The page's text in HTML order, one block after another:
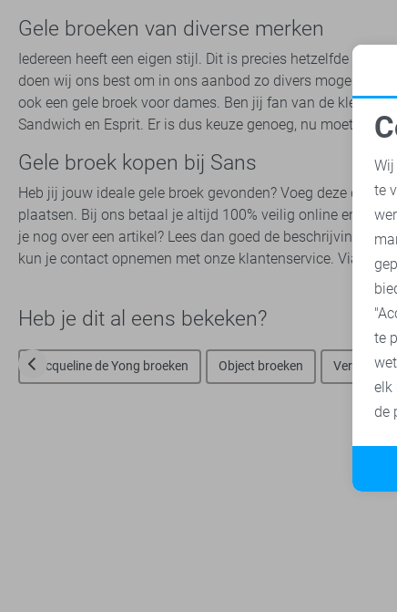
Gele broeken van diverse merken
Iedereen heeft een eigen stijl. Dit is precies hetzelfde bij
doen wij ons best om in ons aanbod zo divers mogelijke
ook een gele broek voor dames. Ben jij fan van de kleding
Sandwich en Esprit. Er is dus keuze genoeg, nu moet jij
Gele broek kopen bij Sans
Heb jij jouw ideale gele broek gevonden? Voeg deze dan
plaatsen. Bij ons betaal je altijd 100% veilig online en kun
je nog over een artikel? Lees dan goed de beschrijving
kun je contact opnemen met onze klantenservice. Via
Heb je dit al eens bekeken?
Jacqueline de Yong broeken Object broeken Vero
te
te
elk
de